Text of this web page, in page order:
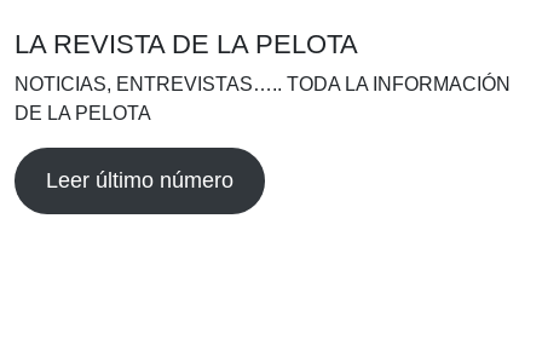
LA REVISTA DE LA PELOTA
NOTICIAS, ENTREVISTAS….. TODA LA INFORMACIÓN
DE LA PELOTA
Leer último número